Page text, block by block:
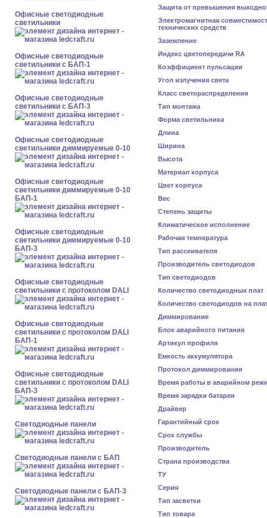
Офисные светодиодные
светильники
Офисные светодиодные
светильники с БАП-1
Офисные светодиодные
светильники с БАП-3
Офисные светодиодные
светильники диммируемые 0-10
Офисные светодиодные
светильники диммируемые 0-10
БАП-1
Офисные светодиодные
светильники диммируемые 0-10
БАП-3
Офисные светодиодные
светильники с протоколом DALI
Офисные светодиодные
светильники с протоколом DALI
БАП-1
Офисные светодиодные
светильники с протоколом DALI
БАП-3
Cветодиодные панели
Cветодиодные панели с БАП
Cветодиодные панели с БАП-3
Защита от превышения
Электромагнитная
технических средств
Заземление
Индекс цветопередачи RA
Коэффициент пульсации
Угол излучения света
Класс светораспределения
Тип монтажа
Форма светильника
Длина
Ширина
Высота
Материал корпуса
Цвет корпуса
Вес
Степень защиты
Климатическое исполнение
Рабочая температура
Тип рассеивателя
Производитель светодиодов
Тип светодиодов
Количество светодиодных плат
Количество светодиодов на
Диммирование
Блок аварийного питания
Артикул профиля
Емкость аккумулятора
Протокол диммирования
Время работы в аварийном
Время зарядки батареи
Драйвер
Гарантийный срок
Срок службы
Производитель
Страна производства
ТУ
Серия
Тип засветки
Тип товара